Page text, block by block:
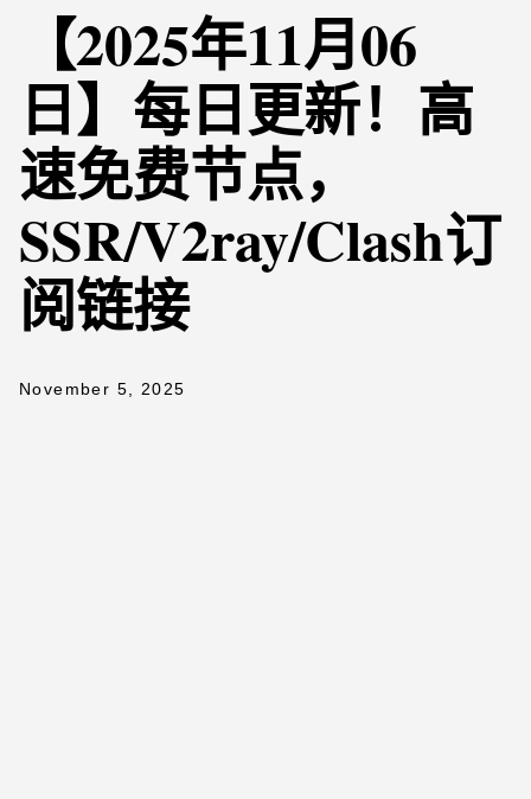
【2025年11月06
日】每日更新！高
速免费节点，
SSR/V2ray/Clash订
阅链接
November 5, 2025